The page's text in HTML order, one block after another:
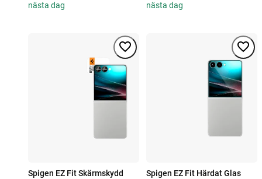
nästa dag
nästa dag
Spigen EZ Fit Skärmskydd
Spigen EZ Fit Härdat Glas